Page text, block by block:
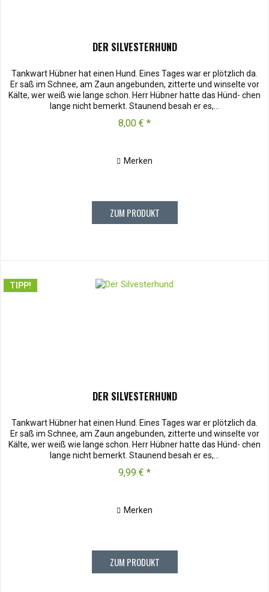
DER SILVESTERHUND
Tankwart Hübner hat einen Hund. Eines Tages war er plötzlich da.
Er saß im Schnee, am Zaun angebunden, zitterte und winselte vor
Kälte, wer weiß wie lange schon. Herr Hübner hatte das Hünd- chen
lange nicht bemerkt. Staunend besah er es,...
8,00 € *
Merken
ZUM PRODUKT
TIPP!
DER SILVESTERHUND
Tankwart Hübner hat einen Hund. Eines Tages war er plötzlich da.
Er saß im Schnee, am Zaun angebunden, zitterte und winselte vor
Kälte, wer weiß wie lange schon. Herr Hübner hatte das Hünd- chen
lange nicht bemerkt. Staunend besah er es,...
9,99 € *
Merken
ZUM PRODUKT